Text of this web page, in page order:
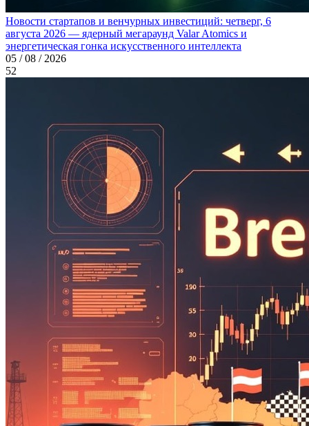
Новости стартапов и венчурных инвестиций: четверг, 6
августа 2026 — ядерный мегараунд Valar Atomics и
энергетическая гонка искусственного интеллекта
05 / 08 / 2026
52